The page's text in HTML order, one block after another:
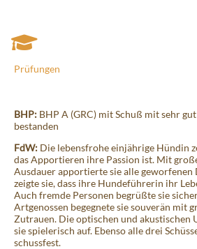
Prüfungen
BHP: BHP A (GRC) mit Schuß mit sehr
bestanden
FdW: Die lebensfrohe einjährige Hündin
das Apportieren ihre Passion ist. Mit
Ausdauer apportierte sie alle geworfenen
zeigte sie, dass ihre Hundeführerin ihr
Auch fremde Personen begrüßte sie
Artgenossen begegnete sie souverän mit
Zutrauen. Die optischen und akustischen
sie spielerisch auf. Ebenso alle drei
schussfest.